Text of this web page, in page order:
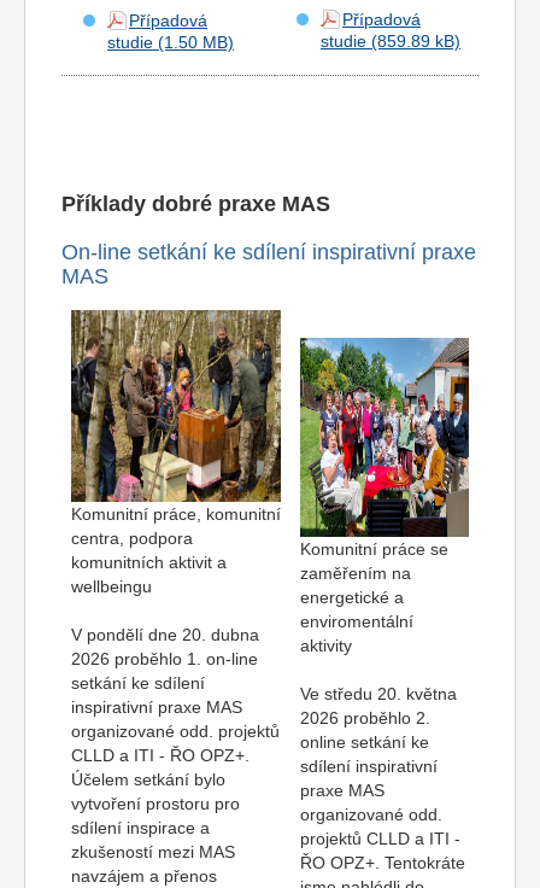
Případová
studie
Případová
studie
Příklady dobré praxe MAS
On-line setkání ke sdílení inspirativní praxe
MAS
Komunitní práce, komunitní
centra, podpora
komunitních aktivit a
wellbeingu
V pondělí dne 20. dubna
2026 proběhlo 1. on-line
setkání ke sdílení
inspirativní praxe MAS
organizované odd. projektů
CLLD a ITI - ŘO OPZ+.
Účelem setkání bylo
vytvoření prostoru pro
sdílení inspirace a
zkušeností mezi MAS
navzájem a přenos
Komunitní práce se
zaměřením na
energetické a
enviromentální
aktivity
Ve středu 20. května
2026 proběhlo 2.
online setkání ke
sdílení inspirativní
praxe MAS
organizované odd.
projektů CLLD a ITI -
ŘO OPZ+. Tentokráte